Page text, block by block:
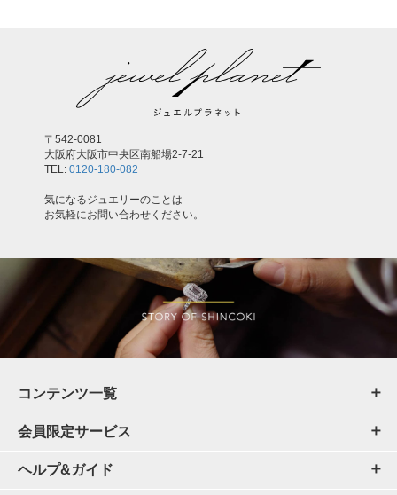
〒542-0081
大阪府大阪市中央区南船場2-7-21
TEL: 0120-180-082
気になるジュエリーのことは
お気軽にお問い合わせください。
コンテンツ一覧
会員限定サービス
ヘルプ&ガイド